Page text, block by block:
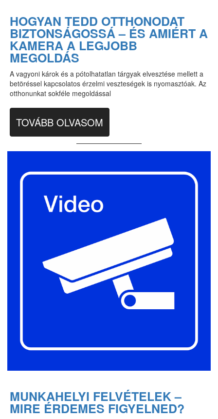
HOGYAN TEDD OTTHONODAT
BIZTONSÁGOSSÁ – ÉS AMIÉRT A
KAMERA A LEGJOBB
MEGOLDÁS
A vagyoni károk és a pótolhatatlan tárgyak elvesztése mellett a
betöréssel kapcsolatos érzelmi veszteségek is nyomasztóak. Az
otthonunkat sokféle megoldással
TOVÁBB OLVASOM
MUNKAHELYI FELVÉTELEK –
MIRE ÉRDEMES FIGYELNED?